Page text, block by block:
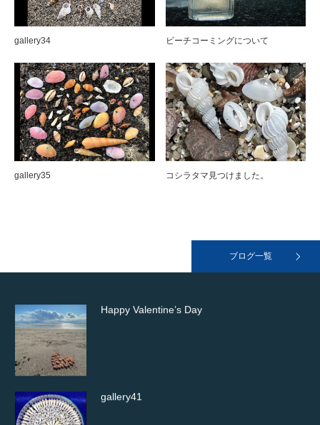
gallery34 ビーチコーミングについて
gallery35 コシラタマ見つけました。
ブログ一覧
landscape01
Happy Valentine’s Day
gallery41